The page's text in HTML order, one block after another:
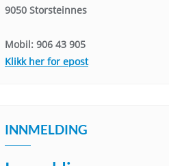
9050 Storsteinnes
Mobil: 906 43 905
Klikk her for epost
INNMELDING